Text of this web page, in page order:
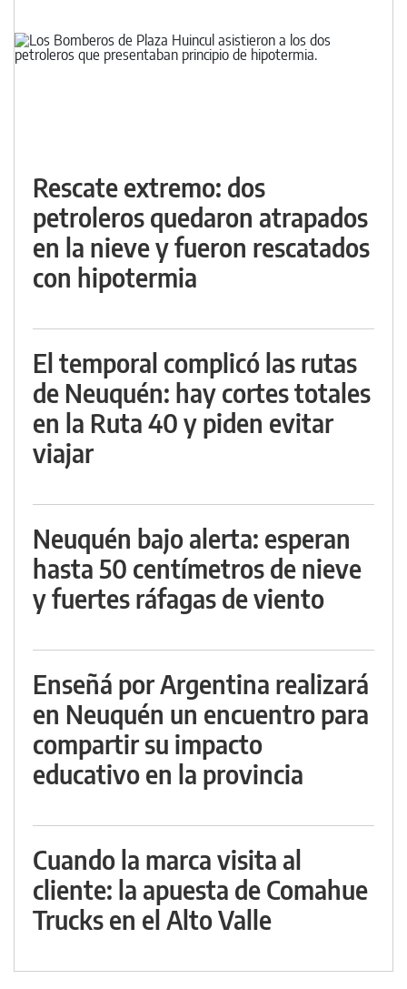
Rescate extremo: dos
petroleros quedaron atrapados
en la nieve y fueron rescatados
con hipotermia
El temporal complicó las rutas
de Neuquén: hay cortes totales
en la Ruta 40 y piden evitar
viajar
Neuquén bajo alerta: esperan
hasta 50 centímetros de nieve
y fuertes ráfagas de viento
Enseñá por Argentina realizará
en Neuquén un encuentro para
compartir su impacto
educativo en la provincia
Cuando la marca visita al
cliente: la apuesta de Comahue
Trucks en el Alto Valle